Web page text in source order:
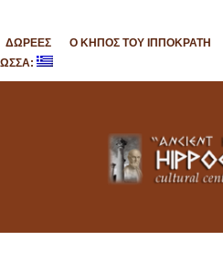
ΔΩΡΕΈΣ Ο ΚΉΠΟΣ ΤΟΥ ΙΠΠΟΚΡΆΤΗ